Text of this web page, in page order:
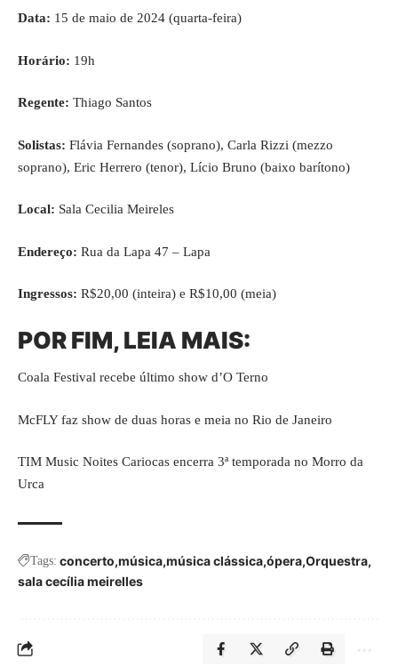
Data: 15 de maio de 2024 (quarta-feira)
Horário: 19h
Regente: Thiago Santos
Solistas: Flávia Fernandes (soprano), Carla Rizzi (mezzo
soprano), Eric Herrero (tenor), Lício Bruno (baixo barítono)
Local: Sala Cecilia Meireles
Endereço: Rua da Lapa 47 – Lapa
Ingressos: R$20,00 (inteira) e R$10,00 (meia)
POR FIM, LEIA MAIS:
Coala Festival recebe último show d’O Terno
McFLY faz show de duas horas e meia no Rio de Janeiro
TIM Music Noites Cariocas encerra 3ª temporada no Morro da
Urca
Tags: concerto música música clássica ópera Orquestra
sala cecília meirelles